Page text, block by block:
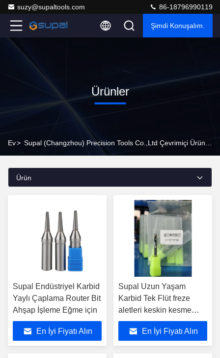
suzy@supaltools.com 86-18796990119
Şimdi Konuşalım.
Ürünler
Ev>
Ürün
Supal Endüstriyel Karbid
Yaylı Çaplama Router Bit
Ahşap İşleme Eğme için
En İyi Fiyatı Alın
Supal Uzun Yaşam
Karbid Tek Flüt freze
aletleri keskin kesme
kenarlarını korumak ve
istikrarlı işleme
performansı sağlamak
En İyi Fiyatı Alın